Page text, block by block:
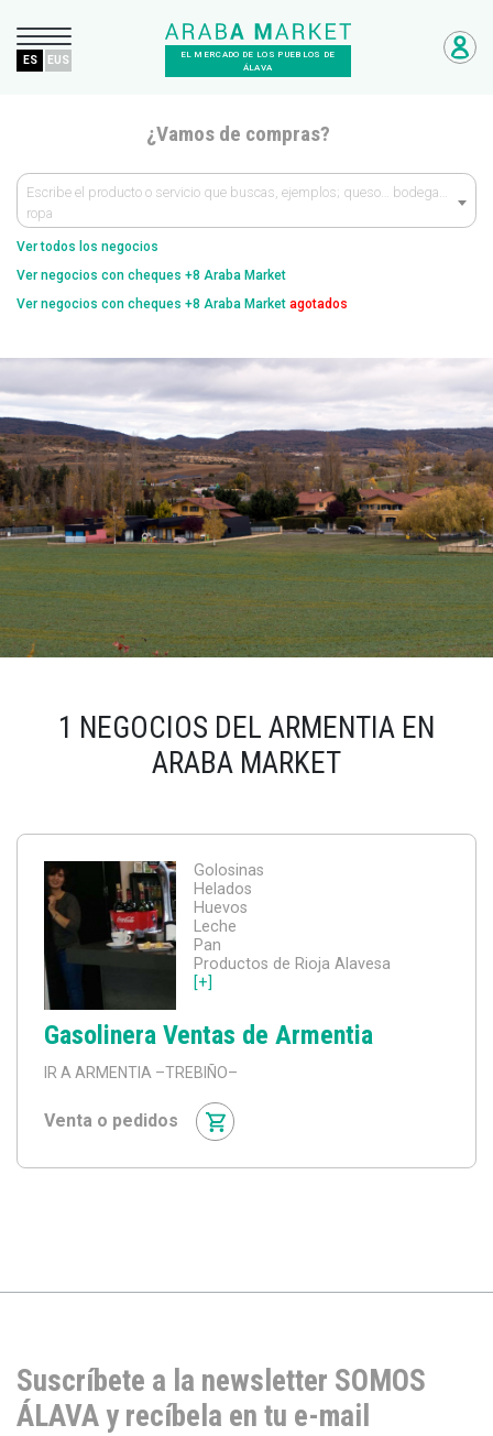
EL MERCADO DE LOS PUEBLOS DE
ÁLAVA
ES EUS
¿Vamos de compras?
Escribe el producto o servicio que buscas, ejemplos; queso… bodega…
ropa
Ver todos los negocios
Ver negocios con cheques +8 Araba Market
Ver negocios con cheques +8 Araba Market agotados
1 NEGOCIOS DEL ARMENTIA EN
ARABA MARKET
Golosinas
Helados
Huevos
Leche
Pan
Productos de Rioja Alavesa
[+]
Gasolinera Ventas de Armentia
IR A ARMENTIA –TREBIÑO–
Venta o pedidos
Suscríbete a la newsletter SOMOS
ÁLAVA y recíbela en tu e-mail